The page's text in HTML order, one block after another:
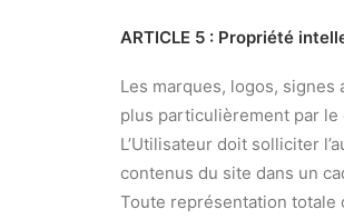
ARTICLE 5 : Propriété
Les marques, logos,
plus particulièrement par le
L’Utilisateur doit solliciter
contenus du site dans un
Toute représentation totale